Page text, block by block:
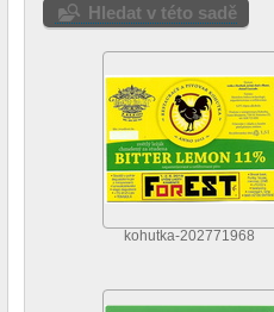
Hledat v této sadě
kohutka-202771968